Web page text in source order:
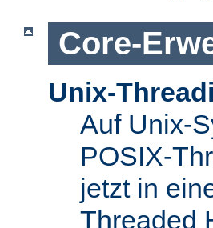
Core-
Unix-
Auf Unix-
POSIX-
jetzt in
Threaded